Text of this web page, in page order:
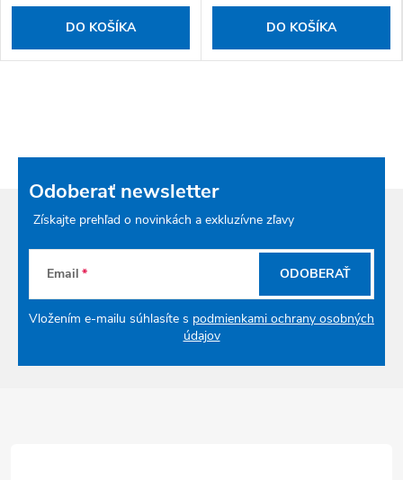
DO KOŠÍKA DO KOŠÍKA
Odoberať newsletter
Získajte prehľad o novinkách a exkluzívne zľavy
Email
Vložením e-mailu súhlasíte s podmienkami ochrany osobných
údajov
ODOBERAŤ